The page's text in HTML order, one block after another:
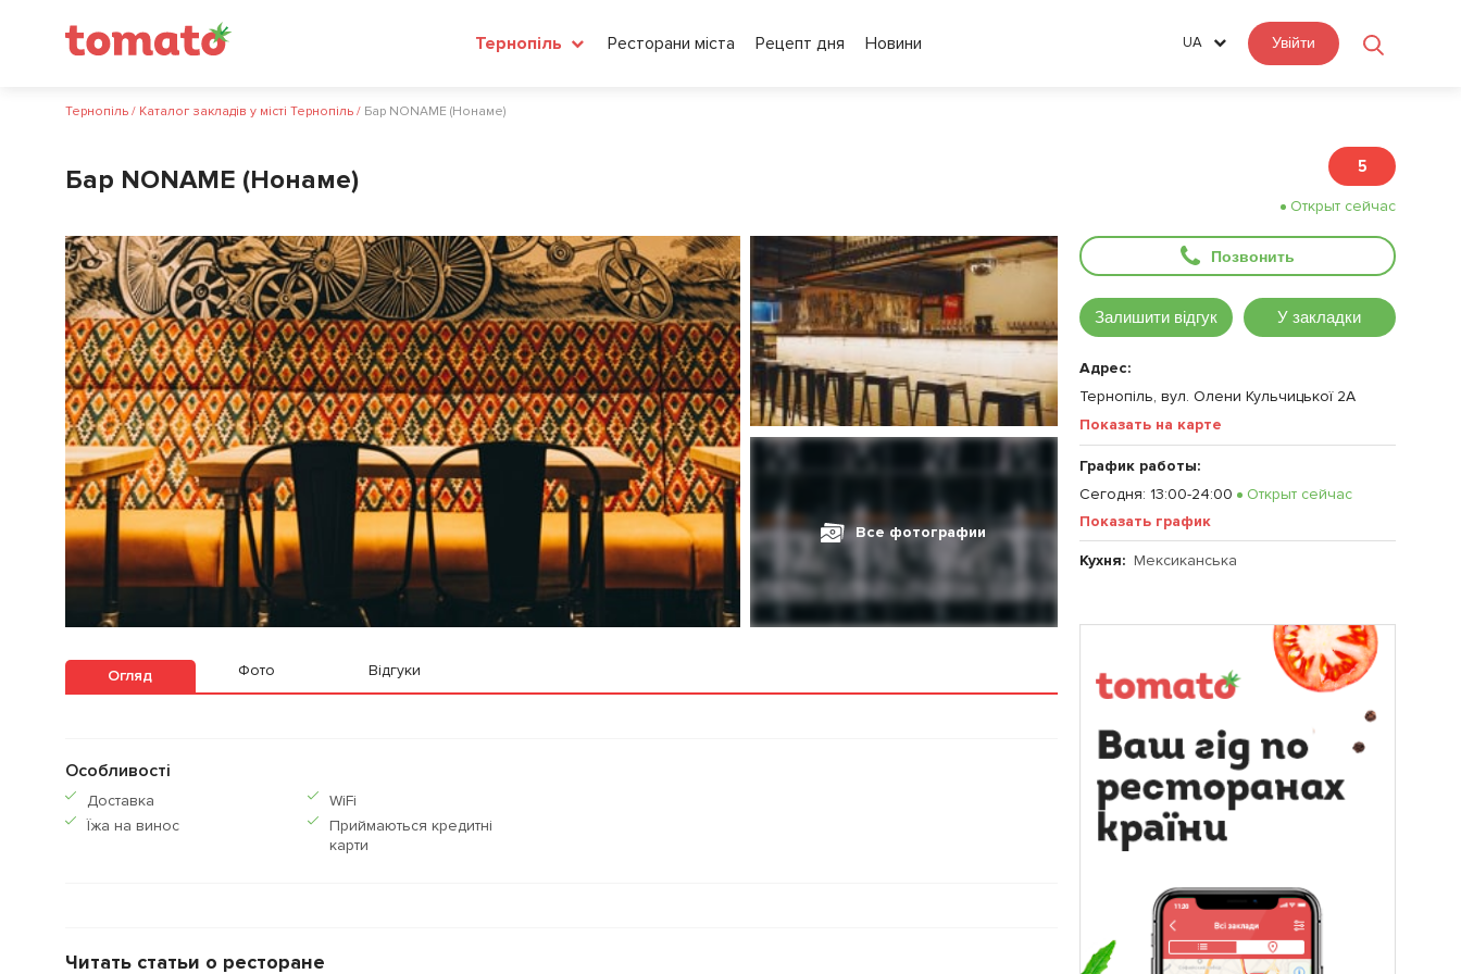
Тернопіль Ресторани міста Рецепт дня Новини UA Увійти
Тернопіль / Каталог закладів у місті Тернопіль / Бар NONAME (Нонаме)
Бар NONAME (Нонаме) 5
Открыт сейчас
Позвонить
Залишити відгук У закладки
Адрес:
Тернопіль, вул. Олени Кульчицької 2А
Показать на карте
График работы:
Сегодня: 13:00-24:00
Открыт сейчас
Показать график
Кухня: Мексиканська
Все фотографии
Огляд Фото Відгуки
Особливості
Доставка
WiFi
Їжа на винос
Приймаються кредитнi
карти
Читать статьи о ресторане